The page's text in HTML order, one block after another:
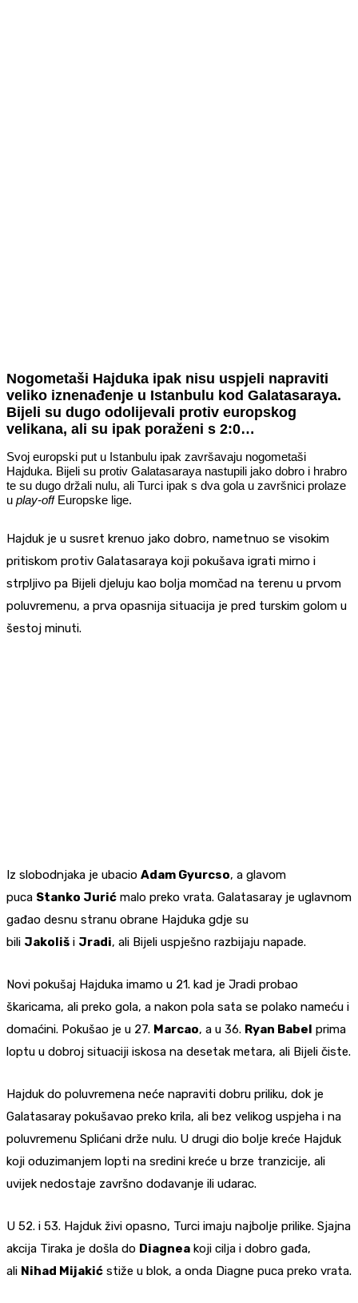
Nogometaši Hajduka ipak nisu uspjeli napraviti
veliko iznenađenje u Istanbulu kod Galatasaraya.
Bijeli su dugo odolijevali protiv europskog
velikana, ali su ipak poraženi s 2:0…
Svoj europski put u Istanbulu ipak završavaju nogometaši
Hajduka. Bijeli su protiv Galatasaraya nastupili jako dobro i hrabro
te su dugo držali nulu, ali Turci ipak s dva gola u završnici prolaze
u play-off Europske lige.
Hajduk je u susret krenuo jako dobro, nametnuo se visokim
pritiskom protiv Galatasaraya koji pokušava igrati mirno i
strpljivo pa Bijeli djeluju kao bolja momčad na terenu u prvom
poluvremenu, a prva opasnija situacija je pred turskim golom u
šestoj minuti.
Iz slobodnjaka je ubacio Adam Gyurcso, a glavom
puca Stanko Jurić malo preko vrata. Galatasaray je uglavnom
gađao desnu stranu obrane Hajduka gdje su
bili Jakoliš i Jradi, ali Bijeli uspješno razbijaju napade.
Novi pokušaj Hajduka imamo u 21. kad je Jradi probao
škaricama, ali preko gola, a nakon pola sata se polako nameću i
domaćini. Pokušao je u 27. Marcao, a u 36. Ryan Babel prima
loptu u dobroj situaciji iskosa na desetak metara, ali Bijeli čiste.
Hajduk do poluvremena neće napraviti dobru priliku, dok je
Galatasaray pokušavao preko krila, ali bez velikog uspjeha i na
poluvremenu Splićani drže nulu. U drugi dio bolje kreće Hajduk
koji oduzimanjem lopti na sredini kreće u brze tranzicije, ali
uvijek nedostaje završno dodavanje ili udarac.
U 52. i 53. Hajduk živi opasno, Turci imaju najbolje prilike. Sjajna
akcija Tiraka je došla do Diagnea koji cilja i dobro gađa,
ali Nihad Mijakić stiže u blok, a onda Diagne puca preko vrata.